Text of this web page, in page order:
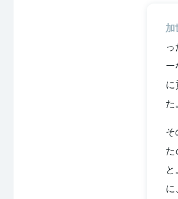
加
た。